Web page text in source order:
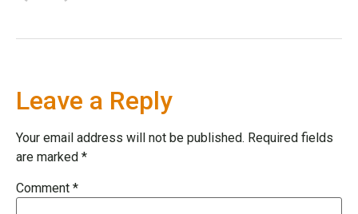
Leave a Reply
Your email address will not be published. Required fields
are marked *
Comment *